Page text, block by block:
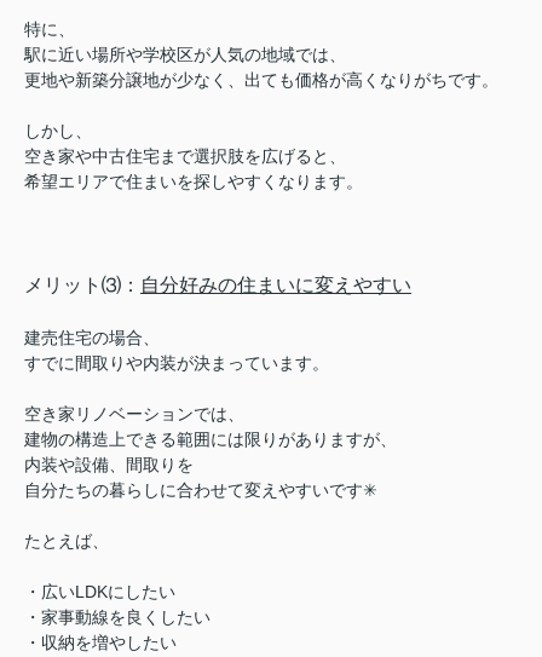
特に、
駅に近い場所や学校区が人気の地域では、
更地や新築分譲地が少なく、出ても価格が高くなりがちです。
しかし、
空き家や中古住宅まで選択肢を広げると、
希望エリアで住まいを探しやすくなります。
メリット⑶： 自分好みの住まいに変えやすい
建売住宅の場合、
すでに間取りや内装が決まっています。
空き家リノベーションでは、
建物の構造上できる範囲には限りがありますが、
内装や設備、間取りを
自分たちの暮らしに合わせて変えやすいです✳︎
たとえば、
・広いLDKにしたい
・家事動線を良くしたい
・収納を増やしたい